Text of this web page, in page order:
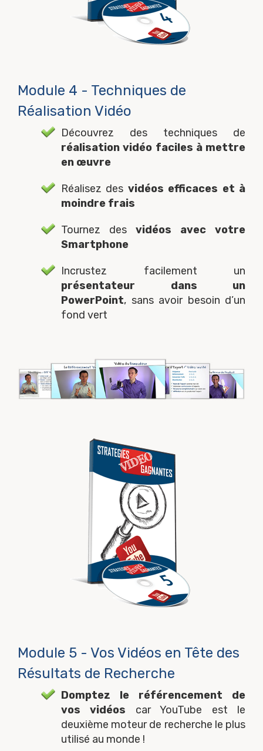
Module 4 - Techniques de
Réalisation Vidéo
Découvrez des techniques de
réalisation vidéo faciles à mettre
en œuvre
Réalisez des vidéos efficaces et à
moindre frais
Tournez des vidéos avec votre
Smartphone
Incrustez facilement un
présentateur dans un
PowerPoint, sans avoir besoin d’un
fond vert
Module 5 - Vos Vidéos en Tête des
Résultats de Recherche
Domptez le référencement de
vos vidéos car YouTube est le
deuxième moteur de recherche le plus
utilisé au monde !